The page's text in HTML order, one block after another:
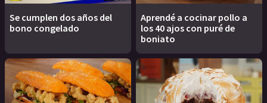
Se cumplen dos años del
bono congelado
Aprendé a cocinar pollo a
los 40 ajos con puré de
boniato